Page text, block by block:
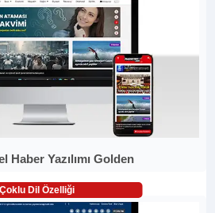
Haber Yazılımı Golden
Çoklu Dil Özelliği